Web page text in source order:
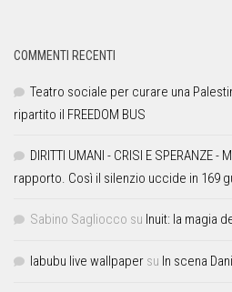
COMMENTI RECENTI
Teatro sociale per curare una
ripartito il FREEDOM BUS
DIRITTI UMANI - CRISI E SPERANZE -
rapporto. Così il silenzio uccide in 169
Sabino Sagliocco su Inuit: la magia
labubu live wallpaper su In scena